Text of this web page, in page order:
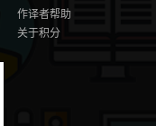
作译者帮助
关于积分